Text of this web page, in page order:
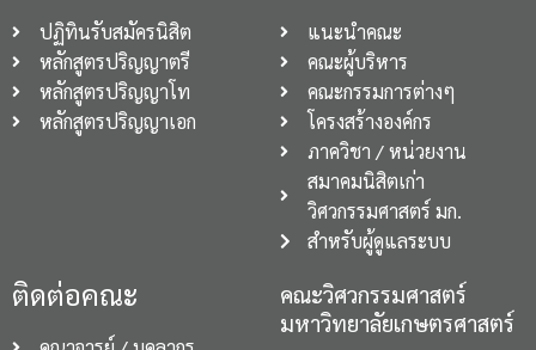
ปฏิทินรับสมัครนิสิต
หลักสูตรปริญญาตรี
หลักสูตรปริญญาโท
หลักสูตรปริญญาเอก
แนะนำคณะ
คณะผู้บริหาร
คณะกรรมการต่างๆ
โครงสร้างองค์กร
ภาควิชา / หน่วยงาน
สมาคมนิสิตเก่า
วิศวกรรมศาสตร์ มก.
สำหรับผู้ดูแลระบบ
ติดต่อคณะ
คณะวิศวกรรมศาสตร์
มหาวิทยาลัยเกษตรศาสตร์